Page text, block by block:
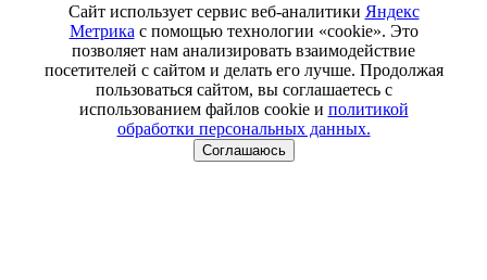
Сайт использует сервис веб-аналитики Яндекс
Метрика с помощью технологии «cookie». Это
позволяет нам анализировать взаимодействие
посетителей с сайтом и делать его лучше. Продолжая
пользоваться сайтом, вы соглашаетесь с
использованием файлов cookie и политикой
обработки персональных данных.
Соглашаюсь